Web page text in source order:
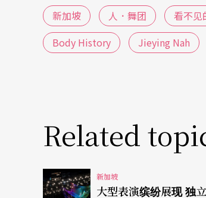
istory》。向来在黑盒剧场和非剧
ody History》是2023年时，
驻留计划下创作的作品，创团艺
证明了艺术作品必须用好几年的
新加坡 人．舞团 看不见
Body History
Jieying Nah
Related
新加坡
大型表演缤纷展现 独